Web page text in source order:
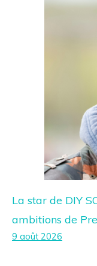
La star de DIY
ambitions de
9 août 2026